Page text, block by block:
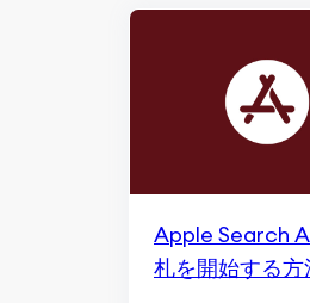
Apple Search
札を開始する方